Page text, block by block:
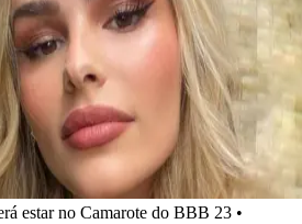
estar no Camarote do BBB 23 •